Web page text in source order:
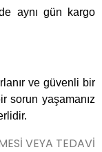
aynı gün kargo
ve güvenli bir
sorun yaşamanız
VEYA TEDAVİ